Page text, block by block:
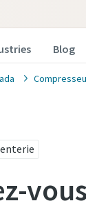
Blog